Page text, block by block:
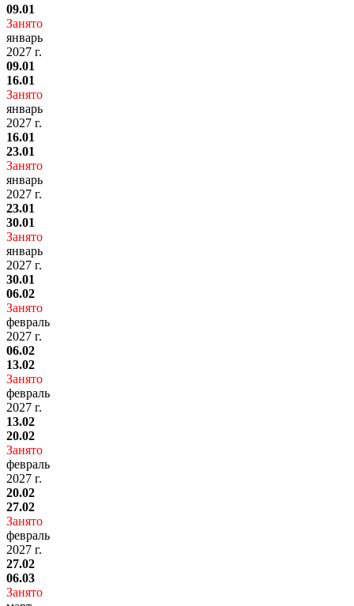
09.01
Занято
январь
2027 г.
09.01
16.01
Занято
январь
2027 г.
16.01
23.01
Занято
январь
2027 г.
23.01
30.01
Занято
январь
2027 г.
30.01
06.02
Занято
февраль
2027 г.
06.02
13.02
Занято
февраль
2027 г.
13.02
20.02
Занято
февраль
2027 г.
20.02
27.02
Занято
февраль
2027 г.
27.02
06.03
Занято